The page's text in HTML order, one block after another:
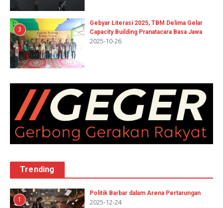
3
Gebyar Literasi 2025, TBM Delima Gelar
Capacity Building Pranatacara Basa Jawa
2025-10-26
Trending
1
Politik Barbar dalam Arena Pertarungan
2025-12-24